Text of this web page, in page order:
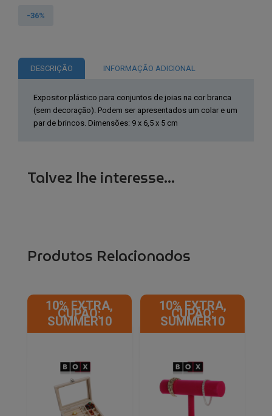
para
Joias
9x6,5x5
-36%
DESCRIÇÃO INFORMAÇÃO ADICIONAL
Expositor plástico para conjuntos de joias na cor branca
(sem decoração). Podem ser apresentados um colar e um
par de brincos. Dimensões: 9 x 6,5 x 5 cm
Talvez lhe interesse...
Produtos Relacionados
10% EXTRA,
CUPÃO:
SUMMER10
10% EXTRA,
CUPÃO:
SUMMER10